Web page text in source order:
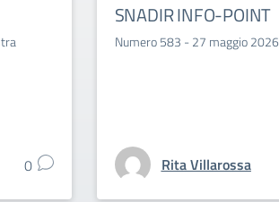
0
SNADIR INFO-POINT
Numero 583 - 27 maggio 2026
Rita Villarossa